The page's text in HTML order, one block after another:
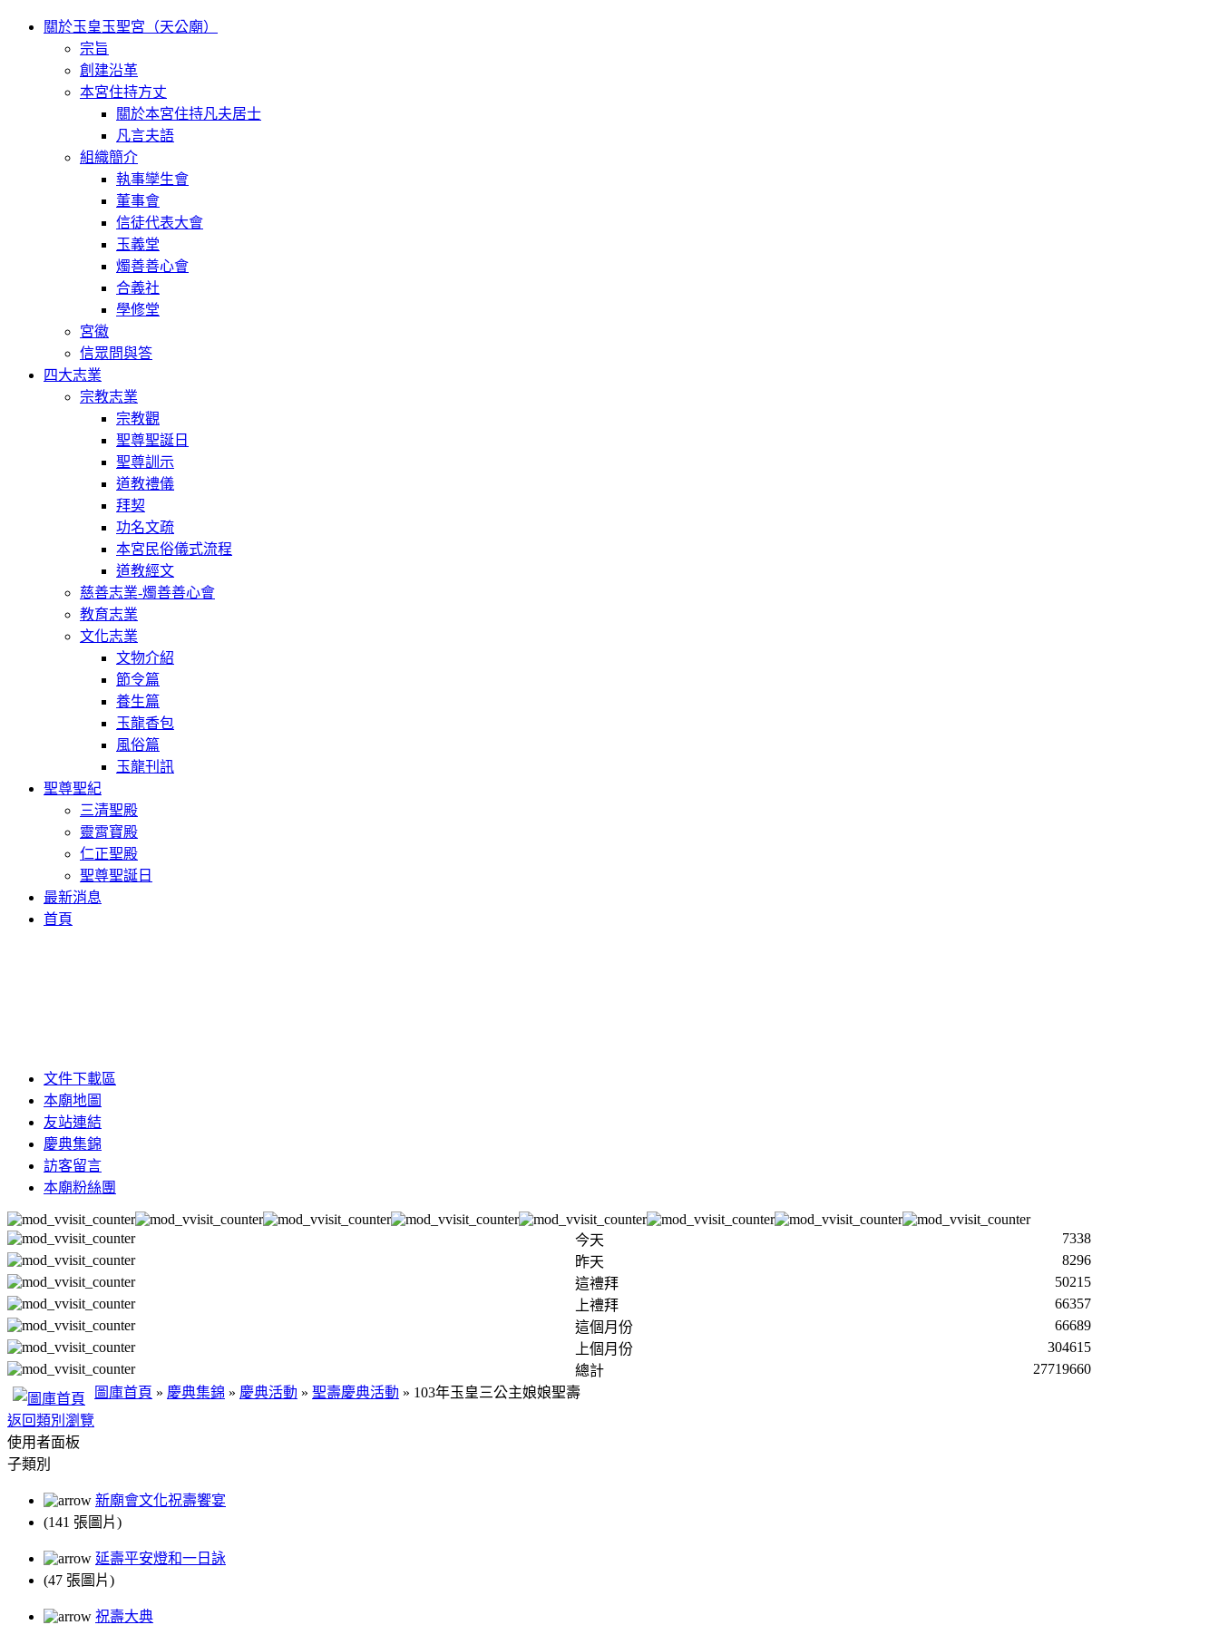
關於玉皇玉聖宮（天公廟）
宗旨
創建沿革
本宮住持方丈
關於本宮住持凡夫居士
凡言夫語
組織簡介
執事孿生會
董事會
信徒代表大會
玉義堂
燭善善心會
合義社
學修堂
宮徽
信眾問與答
四大志業
宗教志業
宗教觀
聖尊聖誕日
聖尊訓示
道教禮儀
拜契
功名文疏
本宮民俗儀式流程
道教經文
慈善志業-燭善善心會
教育志業
文化志業
文物介紹
節令篇
養生篇
玉龍香包
風俗篇
玉龍刊訊
聖尊聖紀
三清聖殿
靈霄寶殿
仁正聖殿
聖尊聖誕日
最新消息
首頁
文件下載區
本廟地圖
友站連結
慶典集錦
訪客留言
本廟粉絲團
今天
7338
昨天
8296
這禮拜
50215
上禮拜
66357
這個月份
66689
上個月份
304615
總計
27719660
圖庫首頁 » 慶典集錦 » 慶典活動 » 聖壽慶典活動 » 103年玉皇三公主娘娘聖壽
返回類別瀏覽
使用者面板
子類別
新廟會文化祝壽饗宴
(141 張圖片)
延壽平安燈和一日詠
(47 張圖片)
祝壽大典